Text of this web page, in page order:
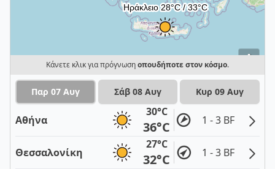
i
Κάνετε κλικ για πρόγνωσηοπουδήποτε στον κόσμο.
Παρ 07 Αυγ Σάβ 08 Αυγ Κυρ 09 Αυγ
Αθήνα
30°C
36°C 1 - 3 BF
Θεσσαλονίκη
27°C
32°C 1 - 3 BF